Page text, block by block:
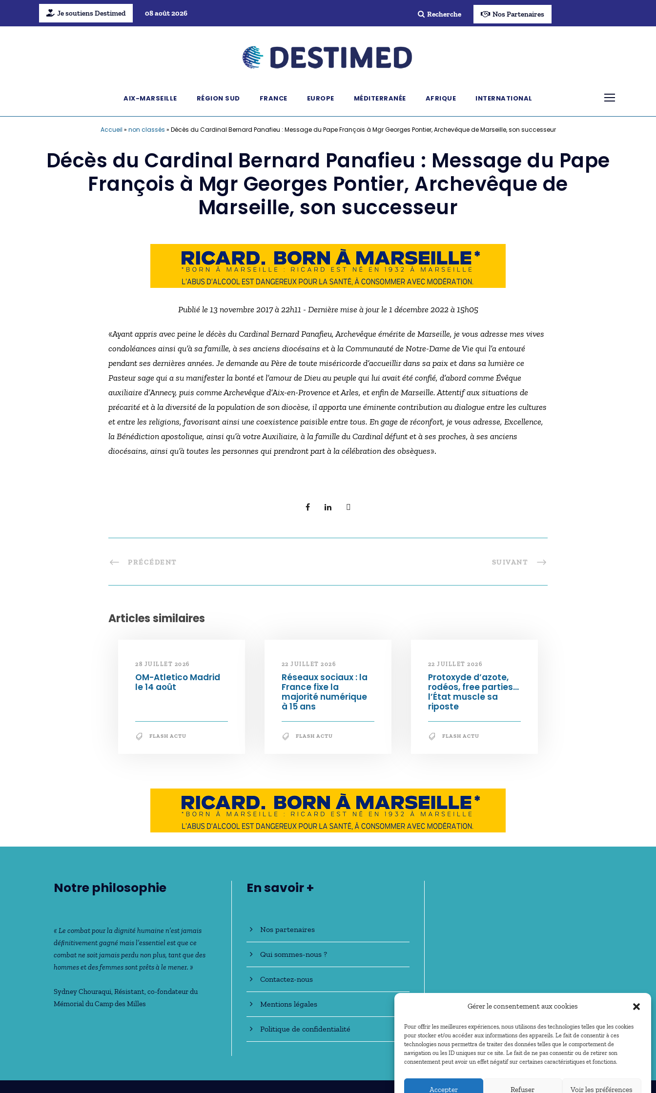
Gérer le consentement aux cookies
Pour offrir les meilleures expériences, nous utilisons des technologies telles que les cookies
pour stocker et/ou accéder aux informations des appareils. Le fait de consentir à ces
technologies nous permettra de traiter des données telles que le comportement de
navigation ou les ID uniques sur ce site. Le fait de ne pas consentir ou de retirer son
consentement peut avoir un effet négatif sur certaines caractéristiques et fonctions.
Accepter Refuser Voir les préférences
Je soutiens Destimed 08 août 2026 Recherche Nos Partenaires
AIX-MARSEILLE RÉGION SUD FRANCE EUROPE MÉDITERRANÉE AFRIQUE INTERNATIONAL
Accueil » non classés » Décès du Cardinal Bernard Panafieu : Message du Pape François à Mgr Georges Pontier, Archevêque de Marseille, son successeur
Décès du Cardinal Bernard Panafieu : Message du Pape
François à Mgr Georges Pontier, Archevêque de
Marseille, son successeur
Publié le 13 novembre 2017 à 22h11 - Dernière mise à jour le 1 décembre 2022 à 15h05
«Ayant appris avec peine le décès du Cardinal Bernard Panafieu, Archevêque émérite de Marseille, je vous adresse mes vives
condoléances ainsi qu’à sa famille, à ses anciens diocésains et à la Communauté de Notre-Dame de Vie qui l’a entouré
pendant ses dernières années. Je demande au Père de toute miséricorde d’accueillir dans sa paix et dans sa lumière ce
Pasteur sage qui a su manifester la bonté et l’amour de Dieu au peuple qui lui avait été confié, d’abord comme Évêque
auxiliaire d’Annecy, puis comme Archevêque d’Aix-en-Provence et Arles, et enfin de Marseille. Attentif aux situations de
précarité et à la diversité de la population de son diocèse, il apporta une éminente contribution au dialogue entre les cultures
et entre les religions, favorisant ainsi une coexistence paisible entre tous. En gage de réconfort, je vous adresse, Excellence,
la Bénédiction apostolique, ainsi qu’à votre Auxiliaire, à la famille du Cardinal défunt et à ses proches, à ses anciens
diocésains, ainsi qu’à toutes les personnes qui prendront part à la célébration des obsèques».
PRÉCÉDENT SUIVANT
Articles similaires
28 JUILLET 2026
OM-Atletico Madrid
le 14 août
FLASH ACTU
22 JUILLET 2026
Réseaux sociaux : la
France fixe la
majorité numérique
à 15 ans
FLASH ACTU
22 JUILLET 2026
Protoxyde d’azote,
rodéos, free parties…
l’État muscle sa
riposte
FLASH ACTU
Notre philosophie
« Le combat pour la dignité humaine n’est jamais
déﬁnitivement gagné mais l’essentiel est que ce
combat ne soit jamais perdu non plus, tant que des
hommes et des femmes sont prêts à le mener. »
Sydney Chouraqui, Résistant, co-fondateur du
Mémorial du Camp des Milles
En savoir +
Nos partenaires
Qui sommes-nous ?
Contactez-nous
Mentions légales
Politique de confidentialité